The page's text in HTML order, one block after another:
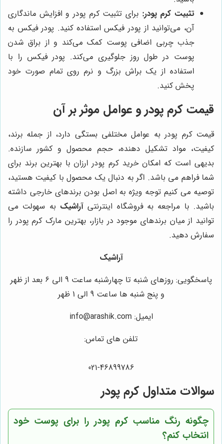
تثبیت کرم پودر: برای تثبیت کرم پودر و افزایش ماندگاری
آن، می‌توانید از پودر فیکس استفاده کنید. پودر فیکس به
جذب چربی اضافی پوست کمک می‌کند و از براق شدن
پوست در طول روز جلوگیری می‌کند. پودر فیکس را با
استفاده از یک براش بزرگ و نرم روی تمام صورت خود
پخش کنید.
قیمت کرم پودر و عوامل موثر بر آن
قیمت کرم پودر به عوامل مختلفی بستگی دارد، از جمله برند،
کیفیت، مواد تشکیل دهنده، حجم محصول و کشور سازنده.
بدیهی است که امکان خرید کرم پودر ارزان با بهترین برند برای
شما فراهم می باشد. اگر به دنبال یک محصول با کیفیت هستید،
توصیه می کنیم توجه ویژه به اصل بودن برندهای خارجی داشته
باشید. با مراجعه به فروشگاه اینترنتیآراشیک به سهولت می
توانید از میان برندهای موجود در بازار، بهترین مارک کرم پودر را
سفارش دهید.
آراشیک
پاسخگویی: روزهای شنبه تا چهارشنبه ساعت 9 الی ۶ بعد از ظهر
و پنج شنبه ها ساعت 9 الی 1 ظهر
ایمیل: info@arashik.com
تلفن های تماس:
021-46899786
سوالات متداول کرم پودر
چگونه رنگ مناسب کرم پودر را برای پوست خود
انتخاب کنم؟